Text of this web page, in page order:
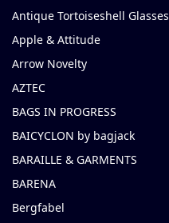
Antique Tortoiseshell Glasses
Apple & Attitude
Arrow Novelty
AZTEC
BAGS IN PROGRESS
BAICYCLON by bagjack
BARAILLE & GARMENTS
BARENA
Bergfabel